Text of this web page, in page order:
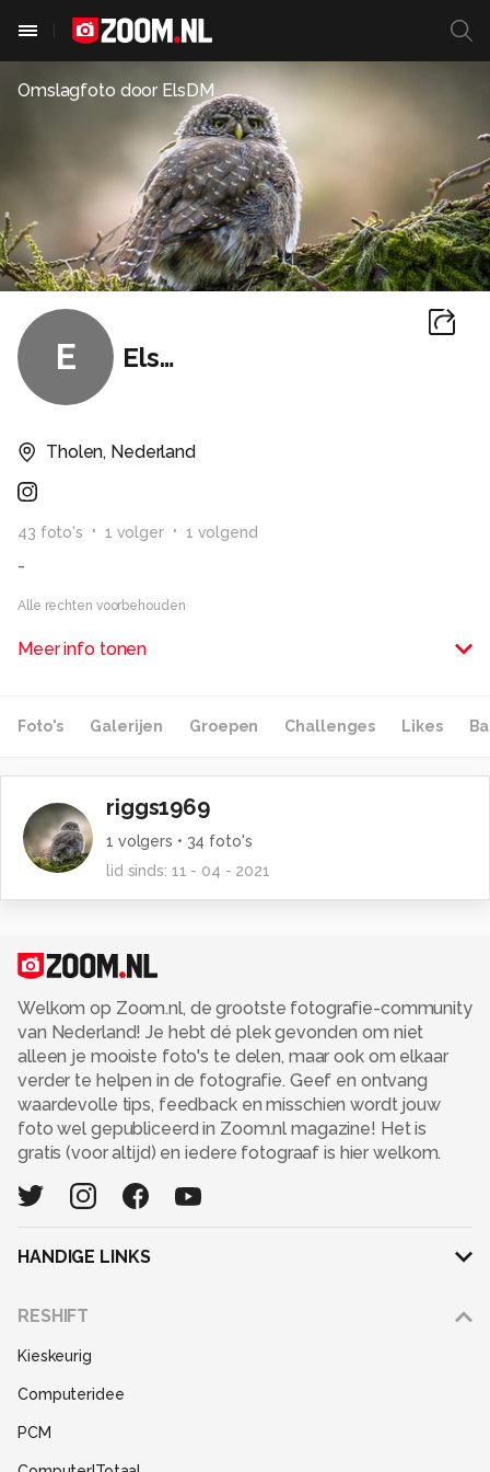
Omslagfoto door ElsDM
E ElsDM
Tholen, Nederland
43 foto's 1 volger 1 volgend
-
Alle rechten voorbehouden
Meer info tonen
Foto's Galerijen Groepen Challenges Likes
riggs1969
1 volgers • 34 foto's
lid sinds: 11 - 04 - 2021
Welkom op Zoom.nl, de grootste fotografie-community
van Nederland! Je hebt dé plek gevonden om niet
alleen je mooiste foto's te delen, maar ook om elkaar
verder te helpen in de fotografie. Geef en ontvang
waardevolle tips, feedback en misschien wordt jouw
foto wel gepubliceerd in Zoom.nl magazine! Het is
gratis (voor altijd) en iedere fotograaf is hier welkom.
HANDIGE LINKS
RESHIFT
Kieskeurig
Computeridee
PCM